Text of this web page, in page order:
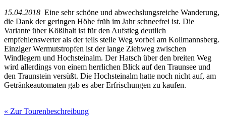
15.04.2018 Eine sehr schöne und abwechslungsreiche Wanderung,
die Dank der geringen Höhe früh im Jahr schneefrei ist. Die
Variante über Kößlhalt ist für den Aufstieg deutlich
empfehlenswerter als der teils steile Weg vorbei am Kollmannsberg.
Einziger Wermutstropfen ist der lange Ziehweg zwischen
Windlegern und Hochsteinalm. Der Hatsch über den breiten Weg
wird allerdings von einem herrlichen Blick auf den Traunsee und
den Traunstein versüßt. Die Hochsteinalm hatte noch nicht auf, am
Getränkeautomaten gab es aber Erfrischungen zu kaufen.
« Zur Tourenbeschreibung